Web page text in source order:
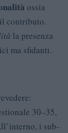
ossia
contributo.
la presenza
ma sfidanti.
30–35,
i sub-